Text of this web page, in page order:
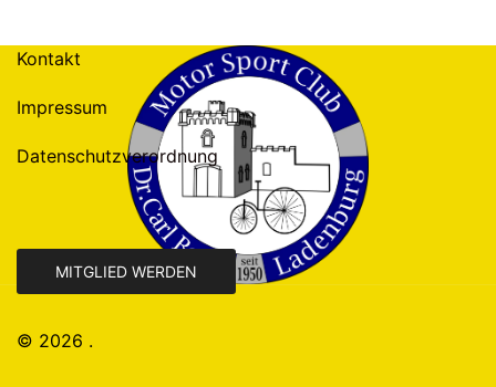
Kontakt
Impressum
Datenschutzverordnung
MITGLIED WERDEN
© 2026 .